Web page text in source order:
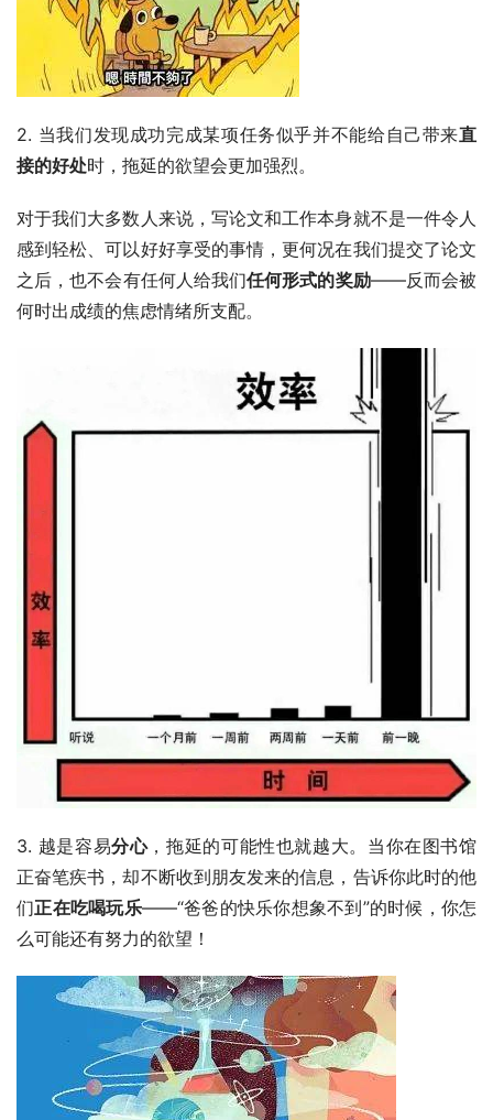
2. 当我们发现成功完成某项任务似乎并不能给自己带来直
接的好处时，拖延的欲望会更加强烈。
对于我们大多数人来说，写论文和工作本身就不是一件令人
感到轻松、可以好好享受的事情，更何况在我们提交了论文
之后，也不会有任何人给我们任何形式的奖励——反而会被
何时出成绩的焦虑情绪所支配。
3. 越是容易分心，拖延的可能性也就越大。当你在图书馆
正奋笔疾书，却不断收到朋友发来的信息，告诉你此时的他
们正在吃喝玩乐——“爸爸的快乐你想象不到”的时候，你怎
么可能还有努力的欲望！